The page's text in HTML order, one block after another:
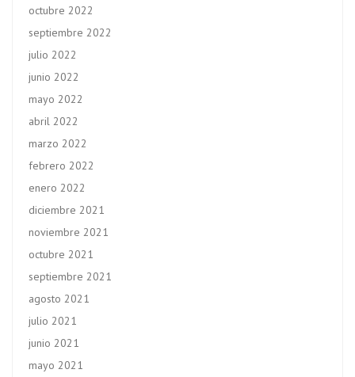
octubre 2022
septiembre 2022
julio 2022
junio 2022
mayo 2022
abril 2022
marzo 2022
febrero 2022
enero 2022
diciembre 2021
noviembre 2021
octubre 2021
septiembre 2021
agosto 2021
julio 2021
junio 2021
mayo 2021